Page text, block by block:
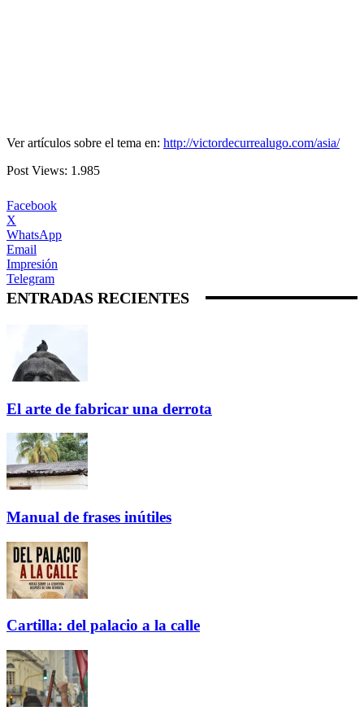
Ver artículos sobre el tema en: http://victordecurrealugo.com/asia/
Post Views: 1.985
Facebook
X
WhatsApp
Email
Impresión
Telegram
ENTRADAS RECIENTES
El arte de fabricar una derrota
Manual de frases inútiles
Cartilla: del palacio a la calle